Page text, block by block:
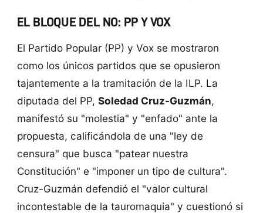
EL BLOQUE DEL NO: PP Y VOX
El Partido Popular (PP) y Vox se mostraron
como los únicos partidos que se opusieron
tajantemente a la tramitación de la ILP. La
diputada del PP, Soledad Cruz-Guzmán,
manifestó su "molestia" y "enfado" ante la
propuesta, calificándola de una "ley de
censura" que busca "patear nuestra
Constitución" e "imponer un tipo de cultura".
Cruz-Guzmán defendió el "valor cultural
incontestable de la tauromaquia" y cuestionó si